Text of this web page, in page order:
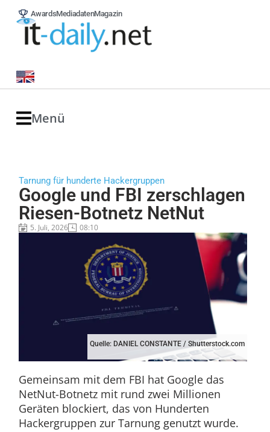
AwardsMediadatenMagazin
Menü
Tarnung für hunderte Hackergruppen
Google und FBI zerschlagen
Riesen-Botnetz NetNut
5. Juli, 2026 08:10
Quelle: DANIEL CONSTANTE / Shutterstock.com
Gemeinsam mit dem FBI hat Google das
NetNut-Botnetz mit rund zwei Millionen
Geräten blockiert, das von Hunderten
Hackergruppen zur Tarnung genutzt wurde.